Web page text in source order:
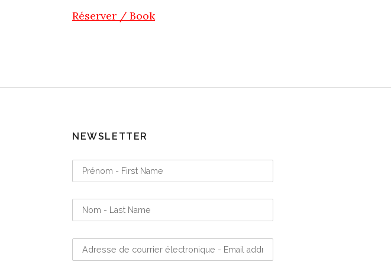
Réserver / Book
NEWSLETTER